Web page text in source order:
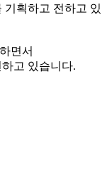
기획하고 전하고 있
면서
고 있습니다.